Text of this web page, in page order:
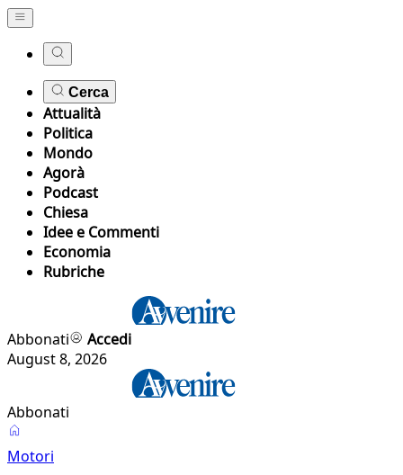
Cerca
Attualità
Politica
Mondo
Agorà
Podcast
Chiesa
Idee e Commenti
Economia
Rubriche
Abbonati
Accedi
August 8, 2026
Abbonati
Motori